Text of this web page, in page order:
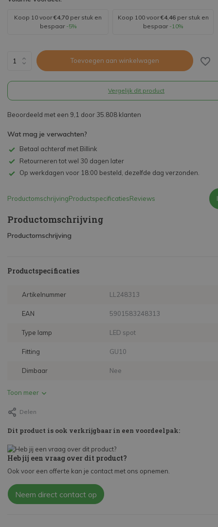
Koop 10 voor€4,70 per stuk en
bespaar -5%
Koop 100 voor€4,46per stuk en
bespaar -10%
Toevoegen aan winkelwagen
Vergelijk dit product
Beoordeeld met een 9,1 door 35.808 klanten
Wat mag je verwachten?
Betaal achteraf met Billink
Retourneren tot wel 30 dagen later
Op werkdagen voor 18:00 besteld, dezelfde dag verzonden.
ProductomschrijvingProductspecificatiesReviews
Productomschrijving
Productomschrijving
Productspecificaties
Artikelnummer LL248313
EAN 5901583248313
Type lamp LED spot
Fitting GU10
Dimbaar Nee
Toon meer
Delen
Dit product is ook verkrijgbaar in een voordeelpak:
Heb jij een vraag over dit product?
Ook voor een offerte kan je contact met ons opnemen.
Neem direct contact op